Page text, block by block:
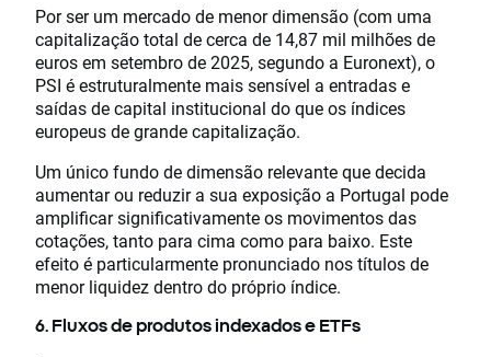
Por ser um mercado de menor dimensão (com uma
capitalização total de cerca de 14,87 mil milhões de
euros em setembro de 2025, segundo a Euronext), o
PSI é estruturalmente mais sensível a entradas e
saídas de capital institucional do que os índices
europeus de grande capitalização.
Um único fundo de dimensão relevante que decida
aumentar ou reduzir a sua exposição a Portugal pode
amplificar significativamente os movimentos das
cotações, tanto para cima como para baixo. Este
efeito é particularmente pronunciado nos títulos de
menor liquidez dentro do próprio índice.
6. Fluxos de produtos indexados e ETFs